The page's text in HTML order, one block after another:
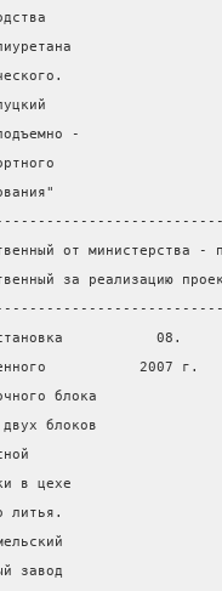
-
от министерства -
за реализацию
2007 г.
блока
двух блоков
в цехе
литья.
завод